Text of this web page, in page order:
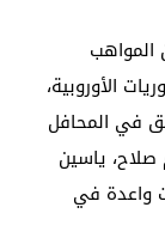
المواهب
الأوروبية،
في المحافل
صلاح، ياسين
واعدة في